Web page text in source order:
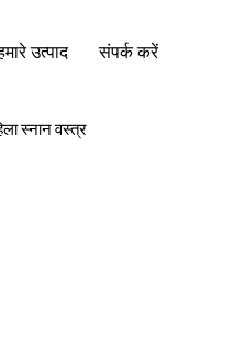
उत्पाद संपर्क करें
स्नान वस्त्र